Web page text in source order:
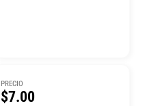
PRECIO
$7.00